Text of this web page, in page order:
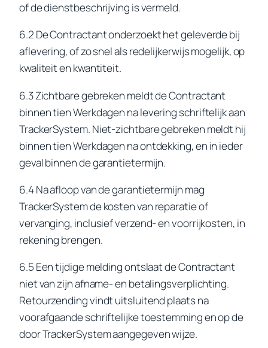
of de dienstbeschrijving is vermeld.
6.2 De Contractant onderzoekt het geleverde bij
aflevering, of zo snel als redelijkerwijs mogelijk, op
kwaliteit en kwantiteit.
6.3 Zichtbare gebreken meldt de Contractant
binnen tien Werkdagen na levering schriftelijk aan
TrackerSystem. Niet-zichtbare gebreken meldt hij
binnen tien Werkdagen na ontdekking, en in ieder
geval binnen de garantietermijn.
6.4 Na afloop van de garantietermijn mag
TrackerSystem de kosten van reparatie of
vervanging, inclusief verzend- en voorrijkosten, in
rekening brengen.
6.5 Een tijdige melding ontslaat de Contractant
niet van zijn afname- en betalingsverplichting.
Retourzending vindt uitsluitend plaats na
voorafgaande schriftelijke toestemming en op de
door TrackerSystem aangegeven wijze.